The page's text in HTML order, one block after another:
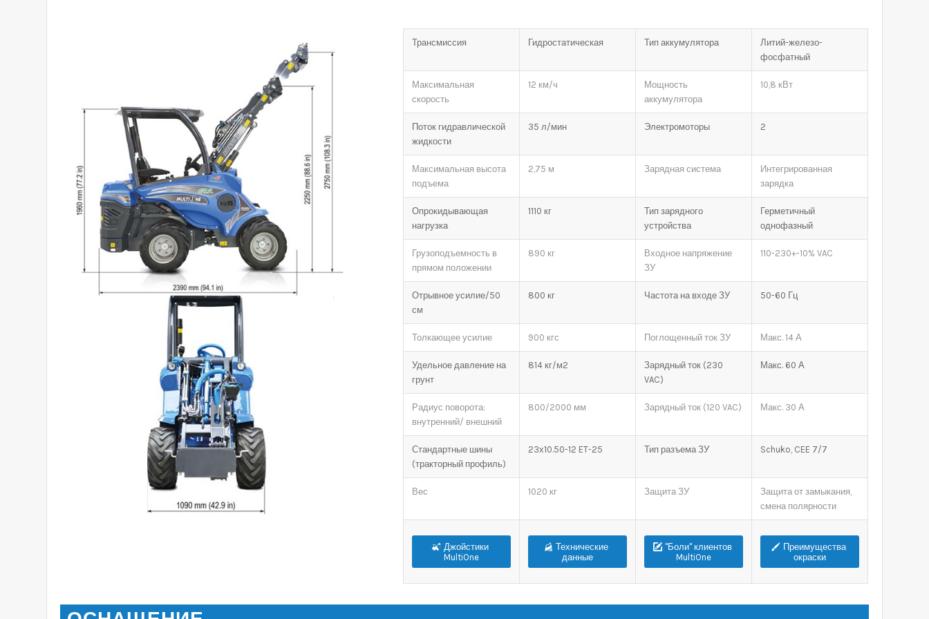
Трансмиссия Гидростатическая Тип аккумулятора
Литий-железо-
фосфатный
Максимальная
скорость
12 км/ч
Мощность
аккумулятора
10,8 кВт
Поток гидравлической
жидкости
35 л/мин Электромоторы 2
Максимальная высота
подъема
2,75 м Зарядная система
Интегрированная
зарядка
Опрокидывающая
нагрузка
1110 кг
Тип зарядного
устройства
Герметичный
однофазный
Грузоподъемность в
прямом положении
890 кг
Входное напряжение
ЗУ
110-230+-10% VAC
Отрывное усилие/50
см
800 кг Частота на входе ЗУ 50-60 Гц
Толкающее усилие 900 кгс Поглощенный ток ЗУ Макс. 14 А
Удельное давление на
грунт
814 кг/м2
Зарядный ток (230
VAC)
Макс. 60 А
Радиус поворота:
внутренний/ внешний
800/2000 мм Зарядный ток (120 VAC) Макс. 30 А
Стандартные шины
(тракторный профиль)
23х10.50-12 ET-25 Тип разъема ЗУ Schuko, CEE 7/7
Вес 1020 кг Защита ЗУ
Защита от замыкания,
смена полярности
Джойстики
MultiOne
Технические
данные
"Боли" клиентов
MultiOne
Преимущества
окраски